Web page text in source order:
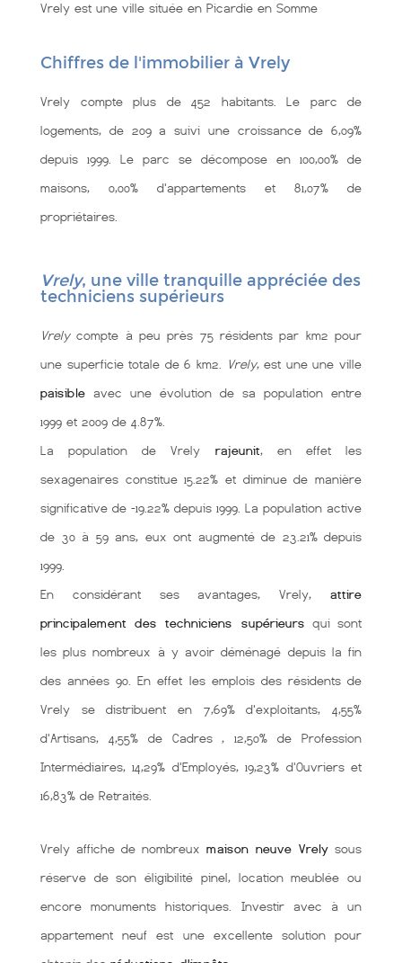
Vrely est une ville située en Picardie en Somme
Chiffres de l'immobilier à Vrely
Vrely compte plus de 452 habitants. Le parc de
logements, de 209 a suivi une croissance de 6,09%
depuis 1999. Le parc se décompose en 100,00% de
maisons, 0,00% d'appartements et 81,07% de
propriétaires.
Vrely, une ville tranquille appréciée des
techniciens supérieurs
Vrelycompte à peu près 75 résidents par km2 pour
une superficie totale de 6 km2.
Vrely, est une une ville
paisible avec une évolution de sa population entre
1999 et 2009 de 4.87%.
La population de Vrely rajeunit, en effet les
sexagenaires constitue 15.22% et diminue de manière
significative de -19.22% depuis 1999. La population active
de 30 à 59 ans, eux ont augmenté de 23.21% depuis
1999.
En considérant ses avantages, Vrely, attire
principalement des techniciens supérieurs qui sont
les plus nombreux à y avoir déménagé depuis la fin
des années 90. En effet les emplois des résidents de
Vrely se distribuent en 7,69% d'exploitants, 4,55%
d'Artisans, 4,55% de Cadres , 12,50% de Profession
Intermédiaires, 14,29% d'Employés, 19,23% d'Ouvriers et
16,83% de Retraités.
Vrely affiche de nombreux maison neuve Vrely sous
réserve de son éligibilité pinel, location meublée ou
encore monuments historiques. Investir avec à un
appartement neuf est une excellente solution pour